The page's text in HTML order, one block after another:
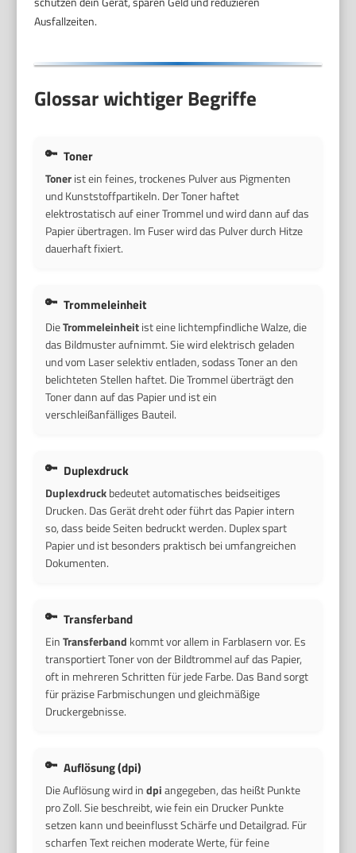
Ausfallzeiten.
Glossar wichtiger Begriffe
Toner
Tonerist ein feines, trockenes Pulver aus Pigmenten
und Kunststoffpartikeln. Der Toner haftet
elektrostatisch auf einer Trommel und wird dann auf das
Papier übertragen. Im Fuser wird das Pulver durch Hitze
dauerhaft fixiert.
Trommeleinheit
DieTrommeleinheitist eine lichtempfindliche Walze, die
das Bildmuster aufnimmt. Sie wird elektrisch geladen
und vom Laser selektiv entladen, sodass Toner an den
belichteten Stellen haftet. Die Trommel überträgt den
Toner dann auf das Papier und ist ein
verschleißanfälliges Bauteil.
Duplexdruck
Duplexdruckbedeutet automatisches beidseitiges
Drucken. Das Gerät dreht oder führt das Papier intern
so, dass beide Seiten bedruckt werden. Duplex spart
Papier und ist besonders praktisch bei umfangreichen
Dokumenten.
Transferband
EinTransferband kommt vor allem in Farblasern vor. Es
transportiert Toner von der Bildtrommel auf das Papier,
oft in mehreren Schritten für jede Farbe. Das Band sorgt
für präzise Farbmischungen und gleichmäßige
Druckergebnisse.
Auflösung (dpi)
Die Auflösung wird indpiangegeben, das heißt Punkte
pro Zoll. Sie beschreibt, wie fein ein Drucker Punkte
setzen kann und beeinflusst Schärfe und Detailgrad. Für
scharfen Text reichen moderate Werte, für feine